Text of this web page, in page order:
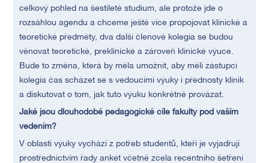
celkový pohled na šestileté studium, ale protože jde o
rozsáhlou agendu a chceme ještě více propojovat klinické a
teoretické předměty, dva další členové kolegia se budou
věnovat teoretické, preklinické a zároveň klinické výuce.
Bude to změna, která by měla umožnit, aby měli zástupci
kolegia čas scházet se s vedoucími výuky i přednosty klinik
a diskutovat o tom, jak tuto výuku konkrétně provázat.
Jaké jsou dlouhodobé pedagogické cíle fakulty pod vaším
vedením?
V oblasti výuky vychází z potřeb studentů, kteří je vyjadřují
prostřednictvím řady anket včetně zcela recentního šetření